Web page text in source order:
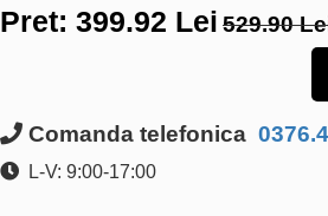
Pret: 399.92 Lei 529.90
Comanda telefonica
L-V: 9:00-17:00